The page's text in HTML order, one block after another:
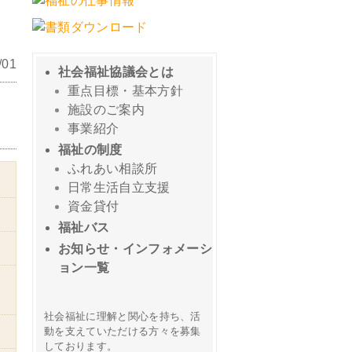
社会福祉協議会とは
重点目標・基本方針
施設のご案内
事業紹介
福祉の制度
ふれあい相談所
日常生活自立支援
資金貸付
福祉バス
お知らせ・インフォメーシ
ョン一覧
社会福祉に理解と関心を持ち、活
動を支えていただける方々を募集
しております。